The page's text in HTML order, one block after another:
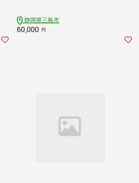
静岡県三島市
60,000 円